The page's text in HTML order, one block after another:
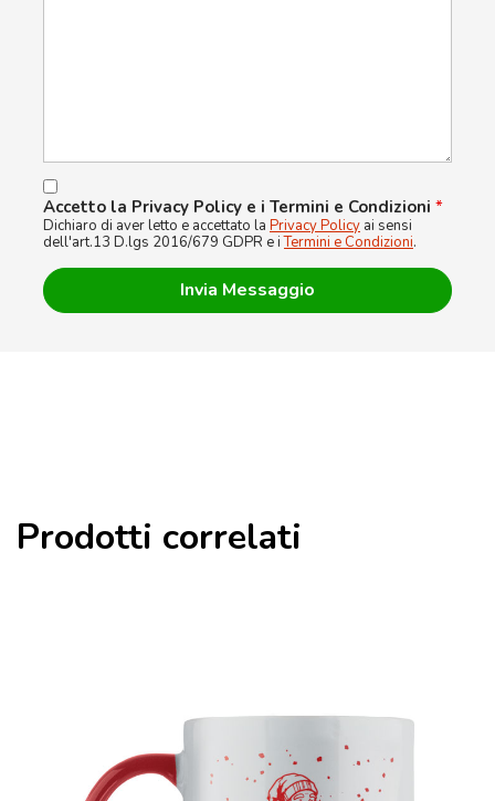
Accetto la Privacy Policy e i Termini e Condizioni *
Dichiaro di aver letto e accettato la Privacy Policy ai sensi
dell'art.13 D.lgs 2016/679 GDPR e iTermini e Condizioni.
Prodotti correlati